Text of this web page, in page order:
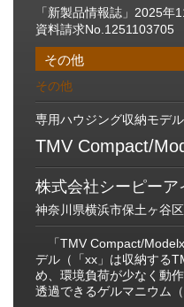
「新製品情報誌」2025年
資料請求No.1251103705
その他
その他
専用ハウジング収納モデル
TMV Compact/
株式会社シーピー
神奈川県横浜市保土ヶ谷
「TMV Compact/
デル（「xx」は収納する
め、環境負荷が少なく動
透過できるゲルマニウム